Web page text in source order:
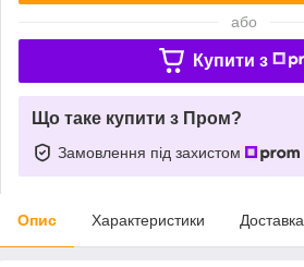
або
Купити з
Що таке купити з Пром?
Замовлення під захистом
Опис Характеристики Доставка